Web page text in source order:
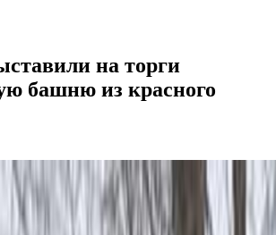
на торги
башню из красного